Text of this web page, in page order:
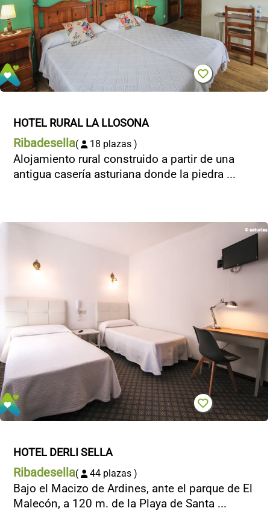
HOTEL RURAL LA LLOSONA
Ribadesella( 18 plazas )
Alojamiento rural construido a partir de una
antigua casería asturiana donde la piedra ...
HOTEL DERLI SELLA
Ribadesella( 44 plazas )
Bajo el Macizo de Ardines, ante el parque de El
Malecón, a 120 m. de la Playa de Santa ...